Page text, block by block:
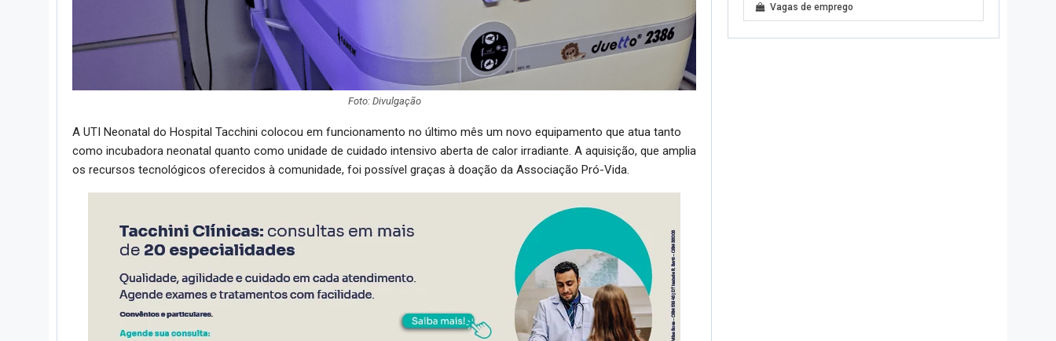
Foto: Divulgação
A UTI Neonatal do Hospital Tacchini colocou em funcionamento no último mês um novo equipamento que atua tanto
como incubadora neonatal quanto como unidade de cuidado intensivo aberta de calor irradiante. A aquisição, que amplia
os recursos tecnológicos oferecidos à comunidade, foi possível graças à doação da Associação Pró-Vida.
Vagas de emprego